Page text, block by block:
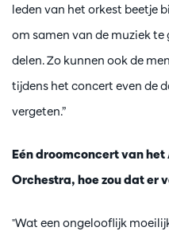
leden van het orkest beetje
om samen van de muziek
delen. Zo kunnen ook de
tijdens het concert even de
vergeten.”
Eén droomconcert van
Orchestra, hoe zou dat er
"Wat een ongelooflijk